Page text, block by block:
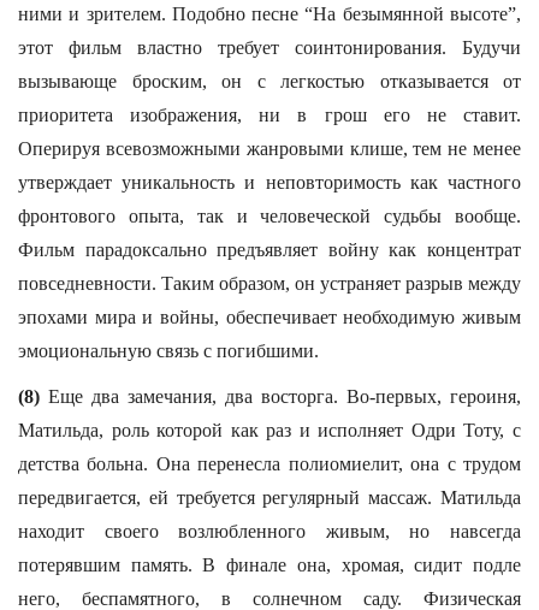
ними и зрителем. Подобно песне “На безымянной высоте”,
этот фильм властно требует соинтонирования. Будучи
вызывающе броским, он с легкостью отказывается от
приоритета изображения, ни в грош его не ставит.
Оперируя всевозможными жанровыми клише, тем не менее
утверждает уникальность и неповторимость как частного
фронтового опыта, так и человеческой судьбы вообще.
Фильм парадоксально предъявляет войну как концентрат
повседневности. Таким образом, он устраняет разрыв между
эпохами мира и войны, обеспечивает необходимую живым
эмоциональную связь с погибшими.
(8) Еще два замечания, два восторга. Во-первых, героиня,
Матильда, роль которой как раз и исполняет Одри Тоту, с
детства больна. Она перенесла полиомиелит, она с трудом
передвигается, ей требуется регулярный массаж. Матильда
находит своего возлюбленного живым, но навсегда
потерявшим память. В финале она, хромая, сидит подле
него, беспамятного, в солнечном саду. Физическая